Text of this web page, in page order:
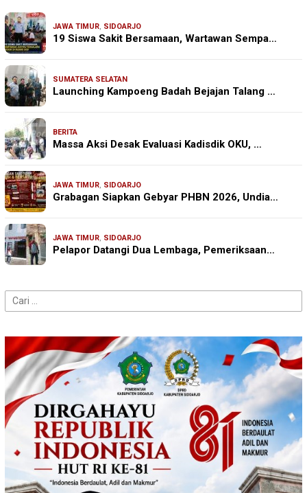
JAWA TIMUR, SIDOARJO
19 Siswa Sakit Bersamaan, Wartawan Sempa…
SUMATERA SELATAN
Launching Kampoeng Badah Bejajan Talang …
BERITA
Massa Aksi Desak Evaluasi Kadisdik OKU, …
JAWA TIMUR, SIDOARJO
Grabagan Siapkan Gebyar PHBN 2026, Undia…
JAWA TIMUR, SIDOARJO
Pelapor Datangi Dua Lembaga, Pemeriksaan…
Cari
untuk: